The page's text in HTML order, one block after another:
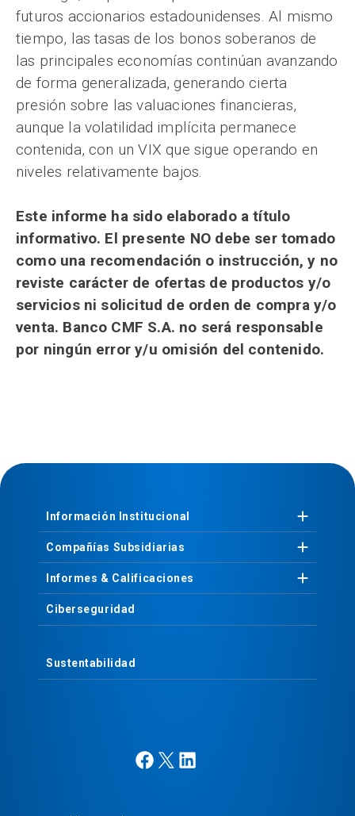
futuros accionarios estadounidenses. Al mismo
tiempo, las tasas de los bonos soberanos de
las principales economías continúan avanzando
de forma generalizada, generando cierta
presión sobre las valuaciones financieras,
aunque la volatilidad implícita permanece
contenida, con un VIX que sigue operando en
niveles relativamente bajos.
Este informe ha sido elaborado a título
informativo. El presente NO debe ser tomado
como una recomendación o instrucción, y no
reviste carácter de ofertas de productos y/o
servicios ni solicitud de orden de compra y/o
venta. Banco CMF S.A. no será responsable
por ningún error y/u omisión del contenido.
Información Institucional
Compañías Subsidiarias
Informes & Calificaciones
Ciberseguridad
Sustentabilidad
F
X
L